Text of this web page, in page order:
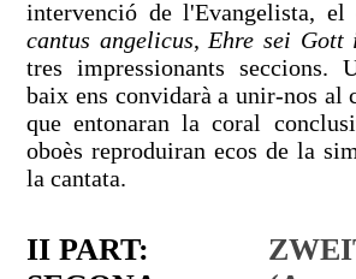
intervenció de l'Evangelista, el
cantus angelicus, Ehre sei Gott
tres impressionants seccions.
baix ens convidarà a unir-nos al
que entonaran la coral
oboès reproduiran ecos de la
la cantata.
II PART: